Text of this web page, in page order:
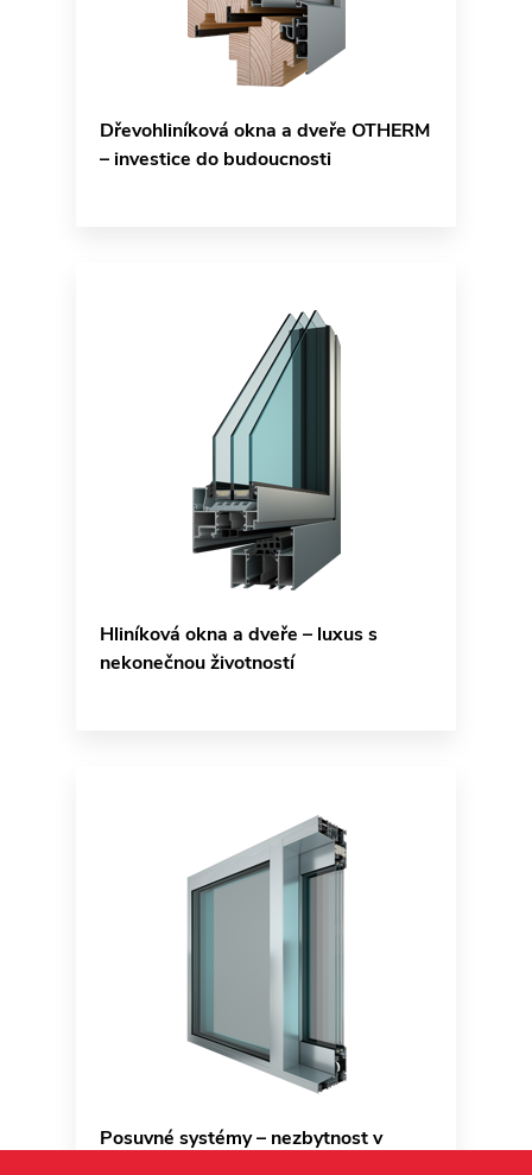
Dřevohliníková okna a dveře OTHERM
– investice do budoucnosti
Hliníková okna a dveře – luxus s
nekonečnou životností
Posuvné systémy – nezbytnost v